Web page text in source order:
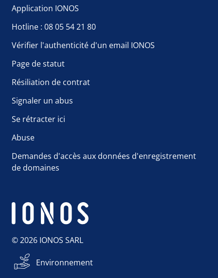
Application IONOS
Hotline : 08 05 54 21 80
Vérifier l'authenticité d'un email IONOS
Page de statut
Résiliation de contrat
Signaler un abus
Se rétracter ici
Abuse
Demandes d'accès aux données d'enregistrement
de domaines
© 2026 IONOS SARL
Environnement